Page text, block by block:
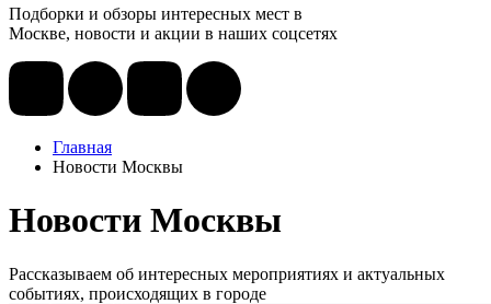
Подборки и обзоры интересных мест в
Москве, новости и акции в наших соцсетях
Главная
Новости Москвы
Новости Москвы
Рассказываем об интересных мероприятиях и актуальных
событиях, происходящих в городе